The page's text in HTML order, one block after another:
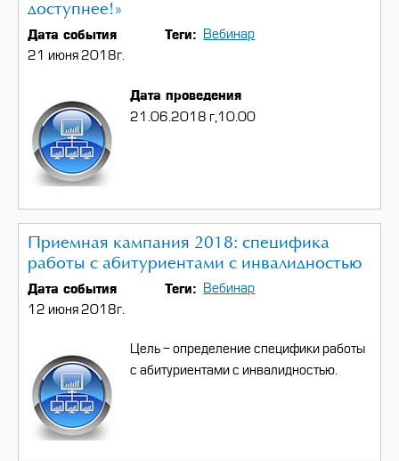
доступнее!»
Дата события
21 июня 2018г.
Теги Вебинар
Дата проведения
21.06.2018 г,10.00
Приемная кампания 2018: специфика
работы с абитуриентами с инвалидностью
Дата события
12 июня 2018г.
Теги Вебинар
Цель - определение специфики работы
с абитуриентами с инвалидностью.